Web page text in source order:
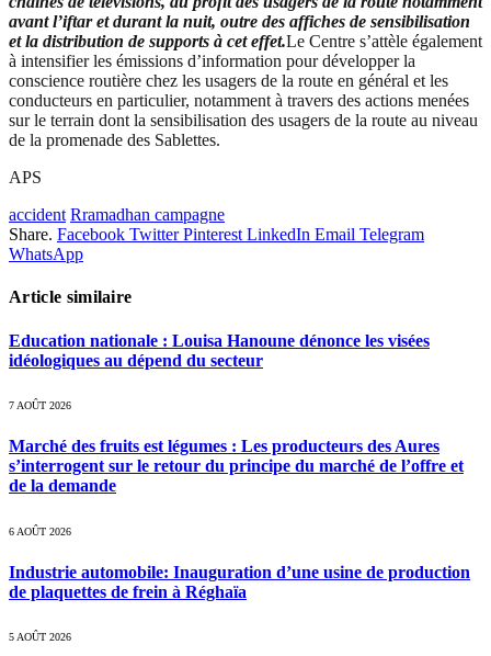
avant l’iftar et durant la nuit, outre des affiches de sensibilisation
et la distribution de supports à cet effet.Le Centre s’attèle également
à intensifier les émissions d’information pour développer la
conscience routière chez les usagers de la route en général et les
conducteurs en particulier, notamment à travers des actions menées
sur le terrain dont la sensibilisation des usagers de la route au niveau
de la promenade des Sablettes.
APS
accident Rramadhan campagne
Share. Facebook Twitter Pinterest LinkedIn Email Telegram
WhatsApp
Article similaire
Education nationale : Louisa Hanoune dénonce les visées
idéologiques au dépend du secteur
7 AOÛT 2026
Marché des fruits est légumes : Les producteurs des Aures
s’interrogent sur le retour du principe du marché de l’offre et
de la demande
6 AOÛT 2026
Industrie automobile: Inauguration d’une usine de production
de plaquettes de frein à Réghaïa
5 AOÛT 2026